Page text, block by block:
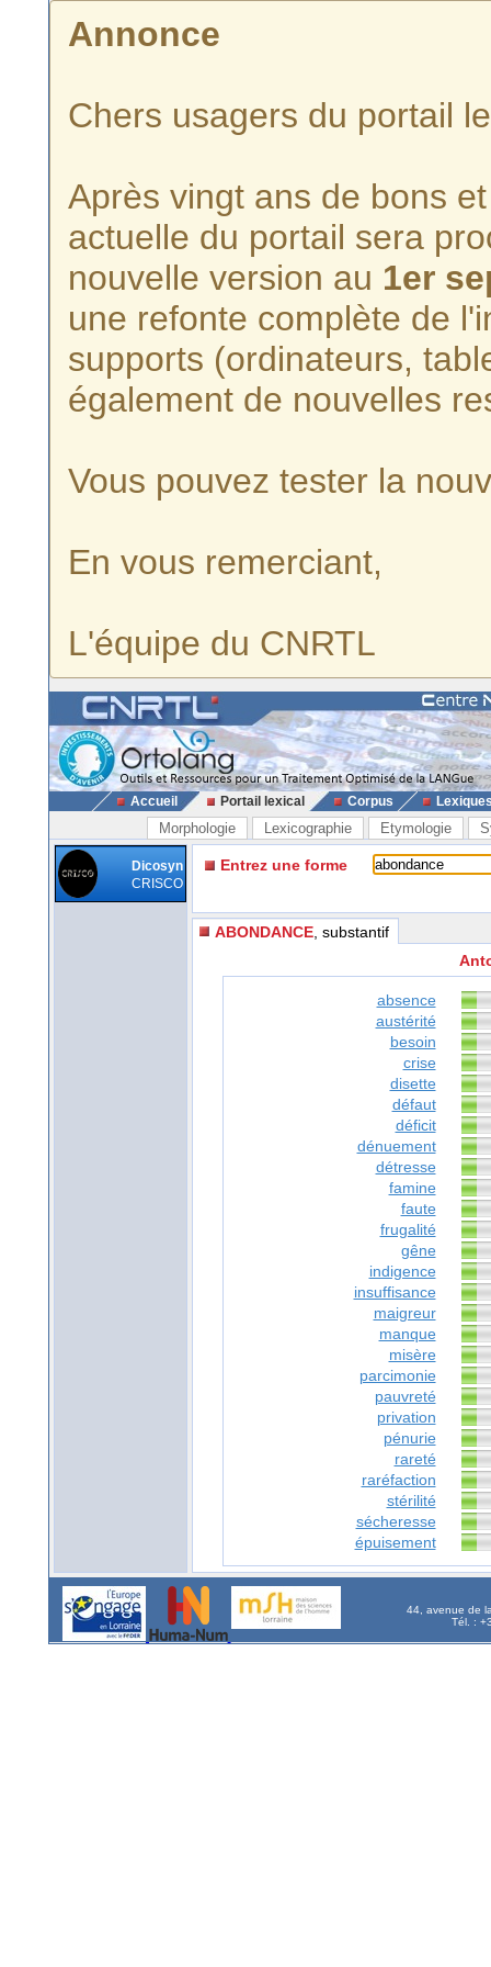
Annonce
Chers usagers du portail
Après vingt ans de bons
actuelle du portail sera
nouvelle version au 1er
une refonte complète de
supports (ordinateurs,
également de nouvelles
Vous pouvez tester la
En vous remerciant,
L'équipe du CNRTL
Accueil Portail lexical Corpus
Morphologie Lexicographie Etymologie
Dicosyn
CRISCO
Entrez une forme
ABONDANCE , substantif
absence
austérité
besoin
crise
disette
défaut
déficit
dénuement
détresse
famine
faute
frugalité
gêne
indigence
insuffisance
maigreur
manque
misère
parcimonie
pauvreté
privation
pénurie
rareté
raréfaction
stérilité
sécheresse
épuisement
44, avenue de
Tél. :